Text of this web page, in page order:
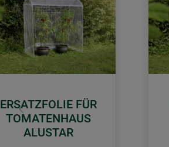
ERSATZFOLIE FÜR
TOMATENHAUS
ALUSTAR
Zurück